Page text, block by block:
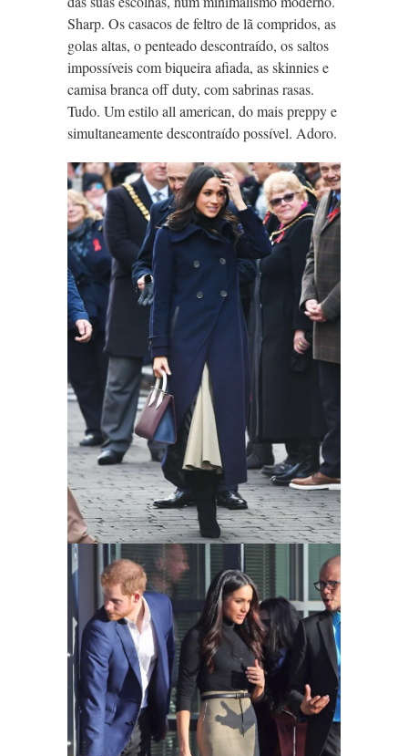
Sharp. Os casacos de feltro de lã compridos, as
golas altas, o penteado descontraído, os saltos
impossíveis com biqueira afiada, as skinnies e
camisa branca off duty, com sabrinas rasas.
Tudo. Um estilo all american, do mais preppy e
simultaneamente descontraído possível. Adoro.